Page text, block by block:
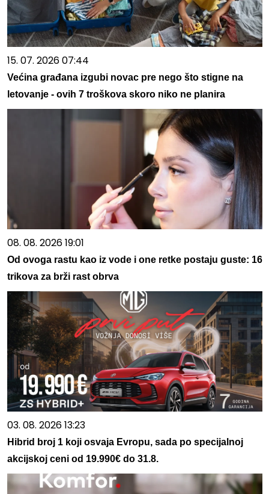
15. 07. 2026 07:44
Većina građana izgubi novac pre nego što stigne na
letovanje - ovih 7 troškova skoro niko ne planira
08. 08. 2026 19:01
Od ovoga rastu kao iz vode i one retke postaju guste: 16
trikova za brži rast obrva
03. 08. 2026 13:23
Hibrid broj 1 koji osvaja Evropu, sada po specijalnoj
akcijskoj ceni od 19.990€ do 31.8.